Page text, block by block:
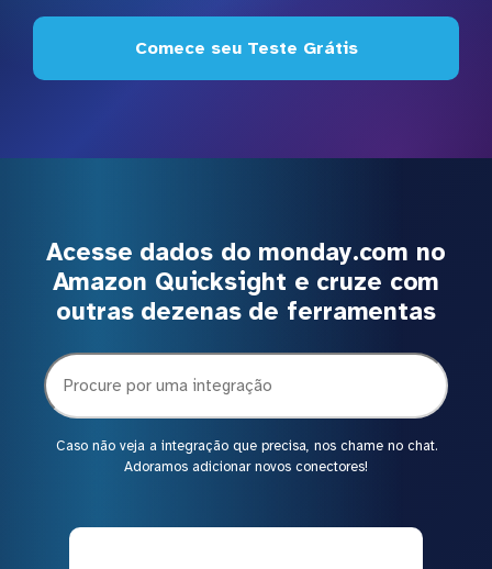
Comece seu Teste Grátis
Acesse dados do monday.com no
Amazon Quicksight e cruze com
outras dezenas de ferramentas
Caso não veja a integração que precisa, nos chame no chat.
Adoramos adicionar novos conectores!